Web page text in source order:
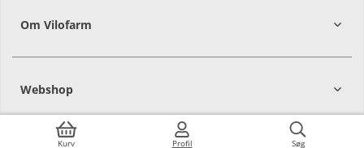
Kurv Profil Søg
Om Vilofarm
Webshop